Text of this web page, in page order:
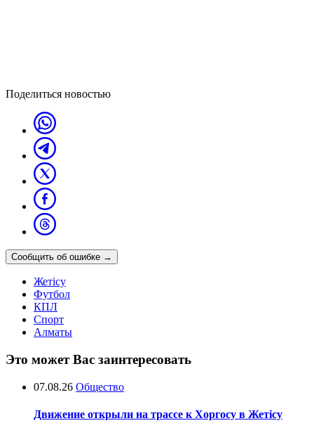
Поделиться новостью
Сообщить об ошибке →
Жетісу
Футбол
КПЛ
Спорт
Алматы
Это может Вас заинтересовать
07.08.26 Общество
Движение открыли на трассе к Хоргосу в Жетісу